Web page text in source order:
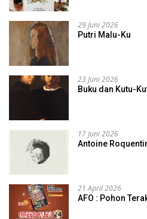
29 Juni 2026
Putri Malu-Ku
23 Juni 2026
Buku dan Kutu-
17 Juni 2026
Antoine
21 April 2026
AFO : Pohon